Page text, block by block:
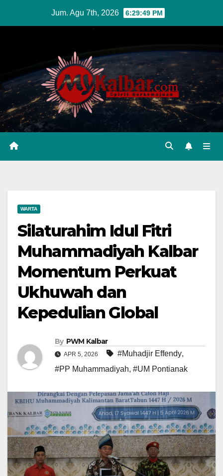
Jum. Agu 7th, 2026 6:29:50 PM
WARTA
Silaturahim Idul Fitri
Muhammadiyah Kalbar
Momentum Perkuat
Ukhuwah dan
Kepedulian Global
By PWM Kalbar
APR 5, 2026 #Muhadjir Effendy,
#PP Muhammadiyah, #UM Pontianak